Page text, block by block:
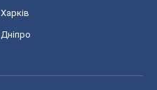
Харків
Дніпро